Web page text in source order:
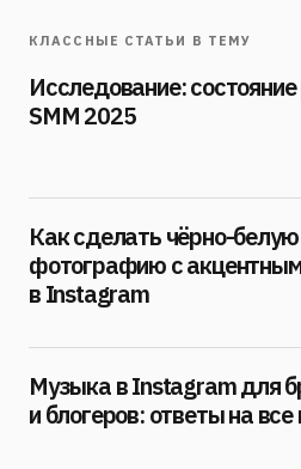
КЛАССНЫЕ СТАТЬИ В ТЕМУ
Исследование:
SMM 2025
Как сделать чёрно-белую
фотографию с
в Instagram
Музыка в Instagram для
и блогеров: ответы на